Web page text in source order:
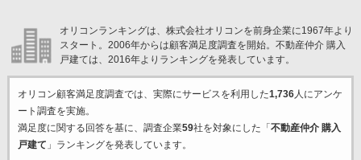
オリコンランキングは、株式会社オリコンを前身企業に1967年より
スタート。2006年からは顧客満足度調査を開始。不動産仲介 購入
戸建ては、2016年よりランキングを発表しています。
オリコン顧客満足度調査では、実際にサービスを利用した1,736人にアンケ
ート調査を実施。
満足度に関する回答を基に、調査企業59社を対象にした「 不動産仲介 購入
戸建て 」ランキングを発表しています。